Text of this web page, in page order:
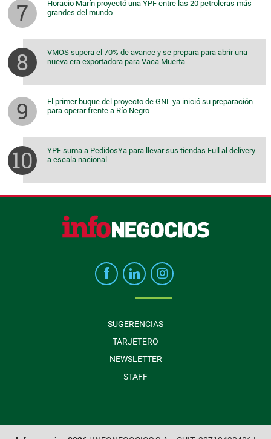
Horacio Marín proyectó una YPF entre las 20 petroleras más
grandes del mundo
VMOS supera el 70% de avance y se prepara para abrir una
nueva era exportadora para Vaca Muerta
El primer buque del proyecto de GNL ya inició su preparación
para operar frente a Río Negro
YPF suma a PedidosYa para llevar sus tiendas Full al delivery
a escala nacional
SUGERENCIAS
TARJETERO
NEWSLETTER
STAFF